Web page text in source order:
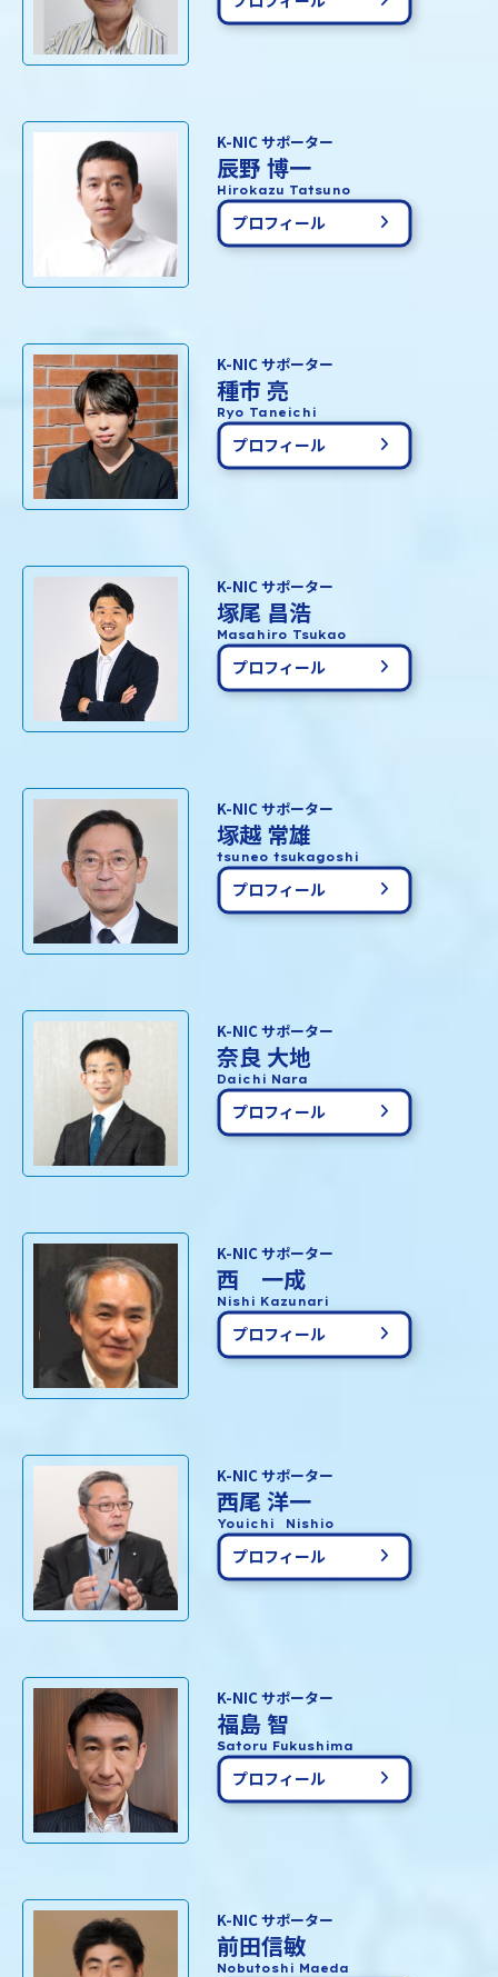
K-NIC サポーター
辰野 博一
Hirokazu Tatsuno
プロフィール
K-NIC サポーター
種市 亮
Ryo Taneichi
プロフィール
K-NIC サポーター
塚尾 昌浩
Masahiro Tsukao
プロフィール
K-NIC サポーター
塚越 常雄
tsuneo tsukagoshi
プロフィール
K-NIC サポーター
奈良 大地
Daichi Nara
プロフィール
K-NIC サポーター
西 一成
Nishi Kazunari
プロフィール
K-NIC サポーター
西尾 洋一
Youichi Nishio
プロフィール
K-NIC サポーター
福島 智
Satoru Fukushima
プロフィール
K-NIC サポーター
前田信敏
Nobutoshi Maeda